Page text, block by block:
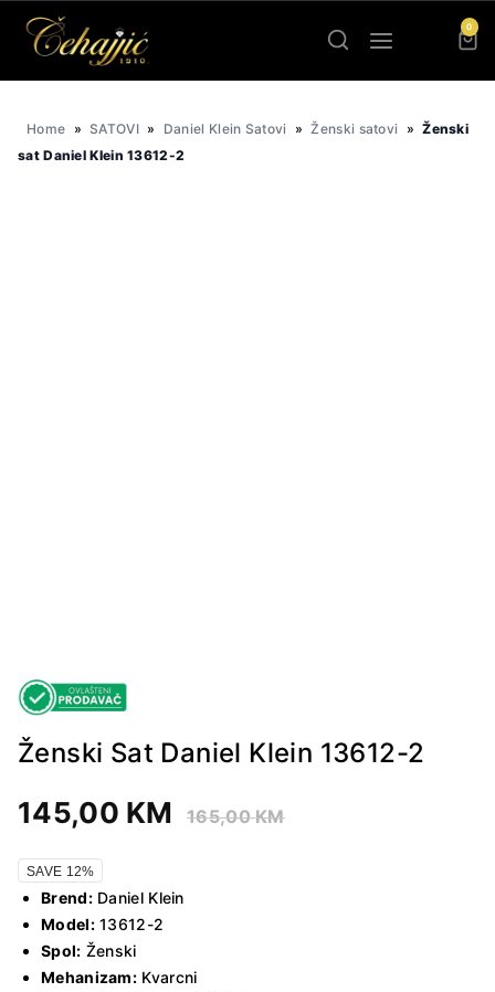
0
Home » SATOVI » Daniel Klein Satovi » Ženski satovi » Ženski
sat Daniel Klein 13612-2
Ženski Sat Daniel Klein 13612-2
145,00 KM 165,00KM
SAVE 12%
Brend:Daniel Klein
Model:13612-2
Spol: Ženski
Mehanizam: Kvarcni